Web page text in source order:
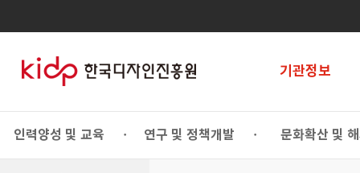
기관정보
인력양성 및 교육 • 연구 및 정책개발 • 문화확산 및